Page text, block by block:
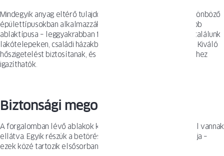
Mindegyik anyag eltérő tulajdonságokkal rendelkezik, és különböző
épülettípusokban alkalmazzák. A PVC napjaink legnépszerűbb
ablaktípusa – leggyakrabban fehér színben. PVC ablakokat találunk
lakótelepeken, családi házakban és vállalati épületekben is. Kiváló
hőszigetelést biztosítanak, és könnyen a felhasználó igényeihez
igazíthatók.
Biztonsági megoldások
A forgalomban lévő ablakok kétféle biztonsági védelemmel vannak
ellátva. Egyik részük a betörés elleni védelem célját szolgálja –
ezek közé tartozik elsősorban a betörésgátló fólia.